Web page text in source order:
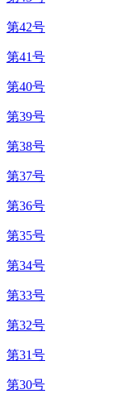
第42号
第41号
第40号
第39号
第38号
第37号
第36号
第35号
第34号
第33号
第32号
第31号
第30号